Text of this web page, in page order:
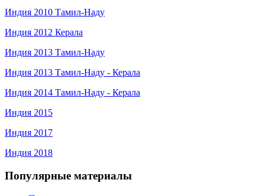
Индия 2010 Тамил-Наду
Индия 2012 Керала
Индия 2013 Тамил-Наду
Индия 2013 Тамил-Наду - Керала
Индия 2014 Тамил-Наду - Керала
Индия 2015
Индия 2017
Индия 2018
Популярные материалы